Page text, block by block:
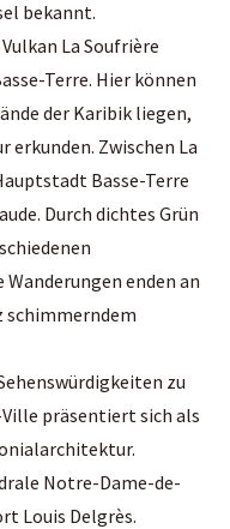
bekannt.
La Soufrière
Terre. Hier können
der Karibik liegen,
erkunden. Zwischen La
Basse-Terre
Durch dichtes Grün
enden an
schimmerndem
zu
präsentiert sich als
Notre-Dame-de-
Louis Delgrès.